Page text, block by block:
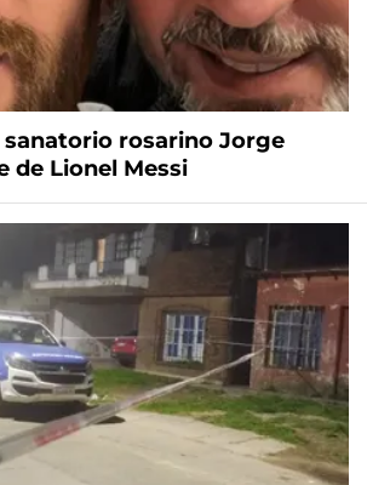
sanatorio rosarino Jorge
de Lionel Messi